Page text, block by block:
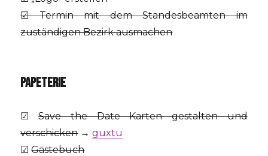
☑ Termin mit dem Standesbeamten im
zuständigen Bezirk ausmachen
PAPETERIE
☑Save the Date Karten gestalten und
verschicken→guxtu
☑Gästebuch